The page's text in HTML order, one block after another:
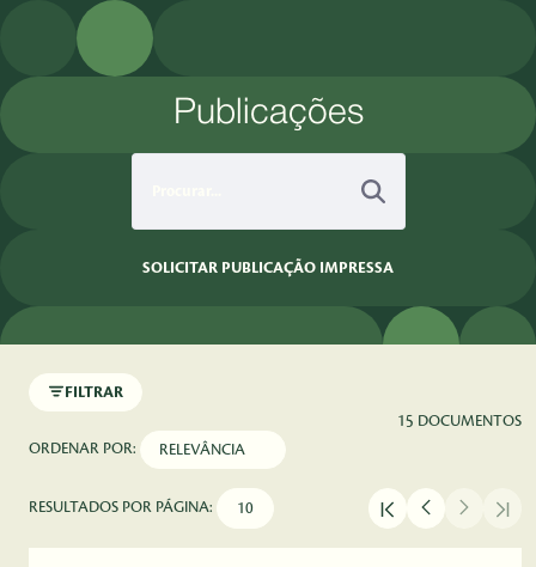
Pular para o Conteúdo principal
Publicações
SOLICITAR PUBLICAÇÃO IMPRESSA
FILTRAR
15 DOCUMENTOS
ORDENAR POR:
RESULTADOS POR PÁGINA: